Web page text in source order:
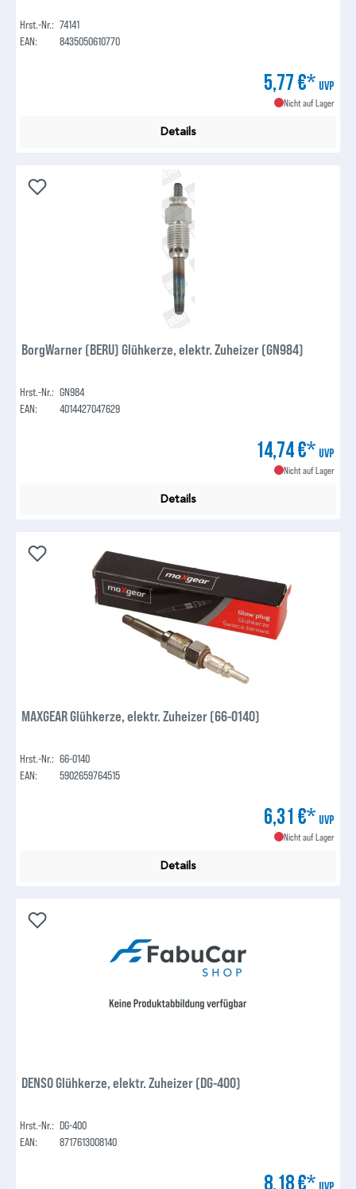
Hrst.-Nr.: 74141
EAN:
8435050610770
5,77 €* UVP
Nicht auf Lager
Details
BorgWarner (BERU) Glühkerze, elektr. Zuheizer (GN984)
Hrst.-Nr.: GN984
EAN:
4014427047629
14,74 €* UVP
Nicht auf Lager
Details
MAXGEAR Glühkerze, elektr. Zuheizer (66-0140)
Hrst.-Nr.: 66-0140
EAN:
5902659764515
6,31 €* UVP
Nicht auf Lager
Details
DENSO Glühkerze, elektr. Zuheizer (DG-400)
Hrst.-Nr.: DG-400
EAN:
8717613008140
8,18 €*